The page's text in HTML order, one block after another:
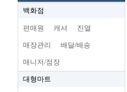
백화점
편매원 캐셔 진열
매장관리 배달/배송
매니저/점장
대형마트